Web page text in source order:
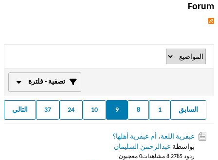
Forum
تصفية - فلترة
السابق 1
8
9
10
24
37 التالي
عبقرية اللغة، أم عبقرية أهلها؟
بواسطة عبدالرحمن السليمان
ردود 5 8,278 مشاهدات 0 معجبون